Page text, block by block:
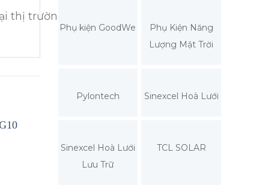
thị trường Việt Nam.
Phụ kiện GoodWe
Phụ Kiện Năng
Lượng Mặt Trời
Pylontech Sinexcel Hoà Lưới
Sinexcel Hoà Lưới
Lưu Trữ
TCL SOLAR